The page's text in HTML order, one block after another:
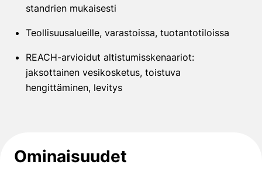
standrien mukaisesti
Teollisuusalueille, varastoissa, tuotantotiloissa
REACH-arvioidut altistumisskenaariot:
jaksottainen vesikosketus, toistuva
hengittäminen, levitys
Ominaisuudet